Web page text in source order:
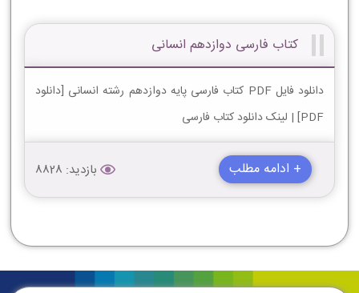
کتاب فارسی دوازدهم انسانی
دانلود فایل PDF کتاب فارسی پایه دوازدهم رشته انسانی [دانلود
PDF] | لینک دانلود کتاب فارسی
+ ادامه مطلب بازدید: 8828